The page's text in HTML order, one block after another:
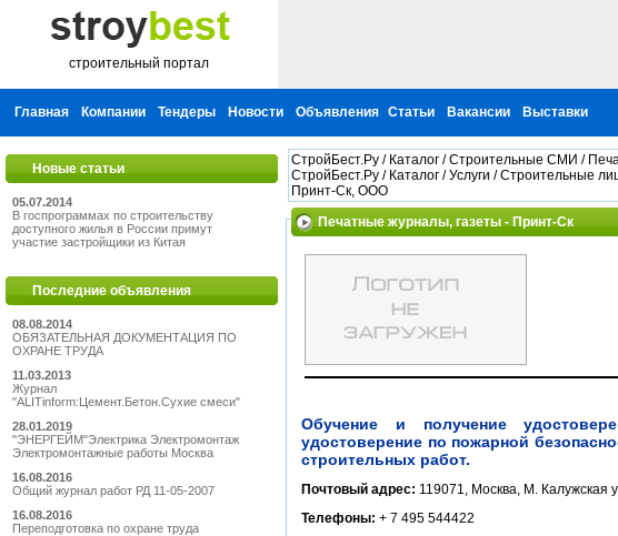
строительный портал
Главная Компании Тендеры Новости Объявления Статьи Вакансии Выставки
Новые статьи
05.07.2014
В госпрограммах по строительству
доступного жилья в России примут
участие застройщики из Китая
Последние объявления
08.08.2014
ОБЯЗАТЕЛЬНАЯ ДОКУМЕНТАЦИЯ ПО
ОХРАНЕ ТРУДА
11.03.2013
Журнал
"ALITinform:Цемент.Бетон.Сухие смеси"
28.01.2019
"ЭНЕРГЕЙМ"Электрика Электромонтаж
Электромонтажные работы Москва
16.08.2016
Общий журнал работ РД 11-05-2007
16.08.2016
Переподготовка по охране труда
СтройБест.Ру / Каталог /Строительные СМИ /
СтройБест.Ру / Каталог /Услуги /Строительные
Принт-Ск, ООО
Печатные журналы, газеты - Принт-Ск
Обучение и получение
удостоверение по пожарной
строительных работ.
Почтовый адрес: 119071, Москва, М. Калужская
Телефоны: + 7 495 544422